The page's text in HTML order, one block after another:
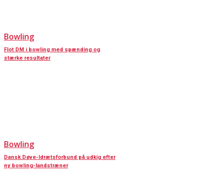
Bowling
Flot DM i bowling med spænding og
stærke resultater
Bowling
Dansk Døve-Idrætsforbund på udkig efter
ny bowling-landstræner